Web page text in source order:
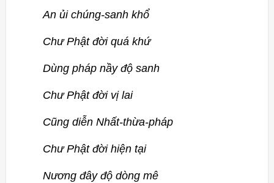
An ủi chúng-sanh khổ
Chư Phật đời quá khứ
Dùng pháp nầy độ sanh
Chư Phật đời vị lai
Cũng diễn Nhất-thừa-pháp
Chư Phật đời hiện tại
Nương đây độ dòng mê